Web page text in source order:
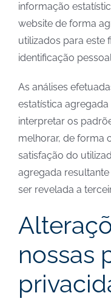
informação
website de forma
utilizados para este
identificação
As análises
estatística
interpretar os
melhorar, de forma
satisfação do
agregada
ser revelada a
nossas